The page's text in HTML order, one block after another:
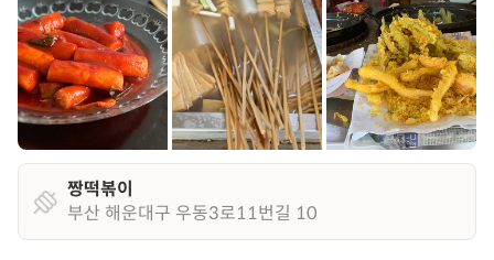
짱떡볶이
부산 해운대구 우동3로11번길 10